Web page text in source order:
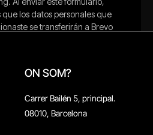
ON SOM?
Carrer Bailén 5, principal.
08010, Barcelona